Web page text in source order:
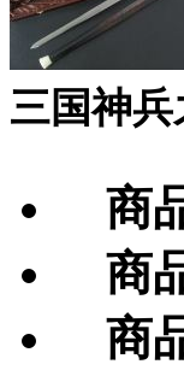
三国神兵
商
商
商